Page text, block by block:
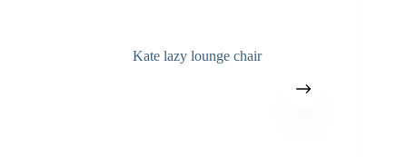
Kate lazy lounge chair